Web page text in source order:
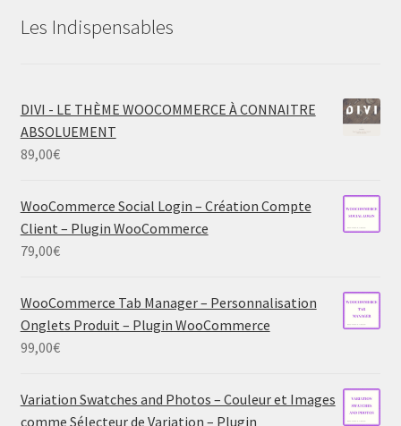
Les Indispensables
DIVI - LE THÈME WOOCOMMERCE À CONNAITRE
ABSOLUEMENT
89,00€
WooCommerce Social Login – Création Compte
Client – Plugin WooCommerce
79,00€
WooCommerce Tab Manager – Personnalisation
Onglets Produit – Plugin WooCommerce
99,00€
Variation Swatches and Photos – Couleur et Images
comme Sélecteur de Variation – Plugin